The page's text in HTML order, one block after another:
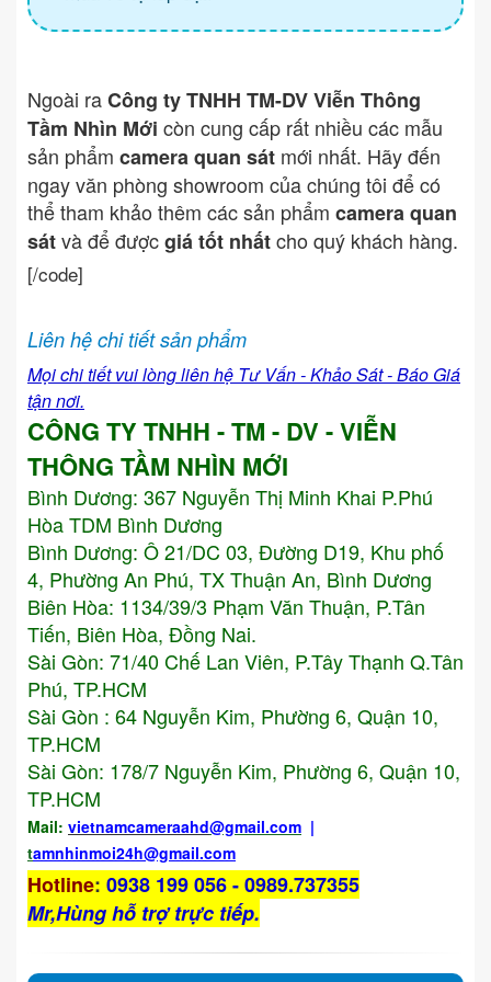
Ngoài raCông ty TNHH TM-DV Viễn Thông
Tầm Nhìn Mới còn cung cấp rất nhiều các mẫu
sản phẩm camera quan sát mới nhất. Hãy đến
ngay văn phòng showroom của chúng tôi để có
thể tham khảo thêm các sản phẩm camera quan
sátvà để đượcgiá tốt nhấtcho quý khách hàng.
[/code]
Liên hệ chi tiết sản phẩm
Mọi chi tiết vui lòng liên hệ Tư Vấn - Khảo Sát - Báo Giá
tận nơi.
CÔNG TY TNHH - TM - DV - VIỄN
THÔNG TẦM NHÌN MỚI
Bình Dương: 367 Nguyễn Thị Minh Khai P.Phú
Hòa TDM Bình Dương
Bình Dương: Ô 21/DC 03, Đường D19, Khu phố
4, Phường An Phú, TX Thuận An, Bình Dương
Biên Hòa: 1134/39/3 Phạm Văn Thuận, P.Tân
Tiến, Biên Hòa, Đồng Nai.
Sài Gòn: 71/40 Chế Lan Viên, P.Tây Thạnh Q.Tân
Phú, TP.HCM
Sài Gòn : 64 Nguyễn Kim, Phường 6, Quận 10,
TP.HCM
Sài Gòn: 178/7 Nguyễn Kim, Phường 6, Quận 10,
TP.HCM
Mail: vietnamcameraahd@gmail.com |
tamnhinmoi24h@gmail.com
Hotline: 0938 199 056 - 0989.737355
Mr,Hùng hỗ trợ trực tiếp.